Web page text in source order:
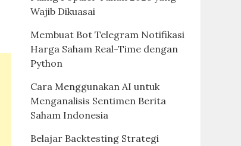
Wajib Dikuasai
Membuat Bot Telegram Notifikasi
Harga Saham Real-Time dengan
Python
Cara Menggunakan AI untuk
Menganalisis Sentimen Berita
Saham Indonesia
Belajar Backtesting Strategi